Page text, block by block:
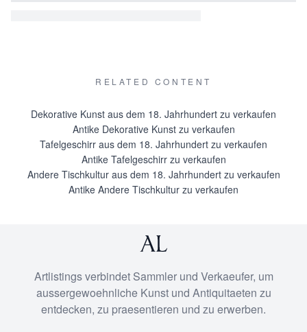
RELATED CONTENT
Dekorative Kunst aus dem 18. Jahrhundert zu verkaufen
Antike Dekorative Kunst zu verkaufen
Tafelgeschirr aus dem 18. Jahrhundert zu verkaufen
Antike Tafelgeschirr zu verkaufen
Andere Tischkultur aus dem 18. Jahrhundert zu verkaufen
Antike Andere Tischkultur zu verkaufen
Artlistings verbindet Sammler und Verkaeufer, um
aussergewoehnliche Kunst und Antiquitaeten zu
entdecken, zu praesentieren und zu erwerben.